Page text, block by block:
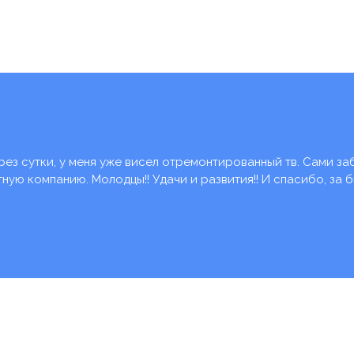
сутки, у меня уже висел отремонтированный тв. Сами
компанию. Молодцы!! Удачи и развития!! И спасибо, за